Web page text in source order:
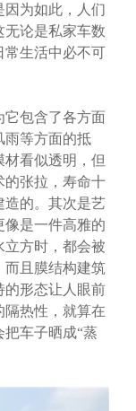
因为如此，人们
无论是私家车数
常生活中必不可
它包含了各方面
雨等方面的抵
看似透明，但
的张拉，寿命十
造的。其次是艺
像是一件高雅的
立方时，都会被
而且膜结构建筑
的形态让人眼前
隔热性，就算在
车子晒成“蒸